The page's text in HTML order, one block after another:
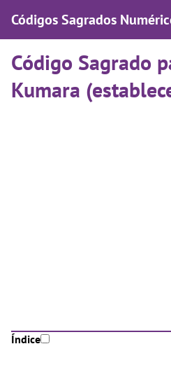
Códigos Sagrados
Código Sagrado
Kumara
Índice